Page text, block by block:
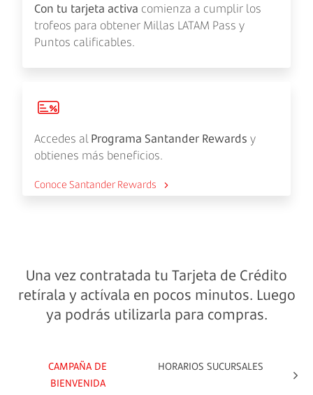
Con tu tarjeta activa comienza a cumplir los
trofeos para obtener Millas LATAM Pass y
Puntos calificables.
Accedes alPrograma Santander Rewards y
obtienes más beneficios.
Conoce Santander Rewards
Una vez contratada tu Tarjeta de Crédito
retírala y actívala en pocos minutos. Luego
ya podrás utilizarla para compras.
CAMPAÑA DE
BIENVENIDA
HORARIOS SUCURSALES